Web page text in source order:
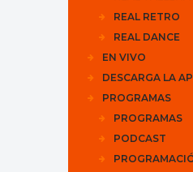
REAL RETRO
REAL DANCE
EN VIVO
DESCARGA LA
PROGRAMAS
PROGRAMAS
PODCAST